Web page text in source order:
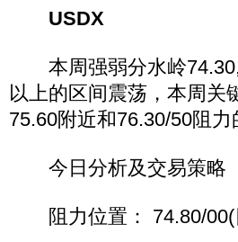
USDX
本周强弱分水岭74.30,
以上的区间震荡，本周关
75.60附近和76.30/50阻
今日分析及交易策略
阻力位置： 74.80/00(